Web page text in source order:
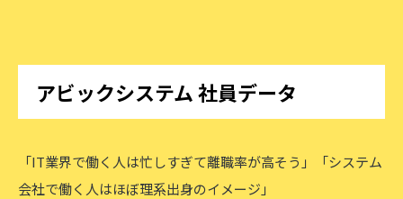
アビックシステム 社員データ
「IT業界で働く人は忙しすぎて離職率が高そう」「システム
会社で働く人はほぼ理系出身のイメージ」